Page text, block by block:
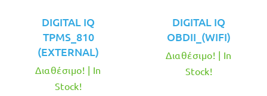
DIGITAL IQ
TPMS_810
(EXTERNAL)
Διαθέσιμο! | In
Stock!
DIGITAL IQ
OBDII_(WIFI)
Διαθέσιμο! | In
Stock!